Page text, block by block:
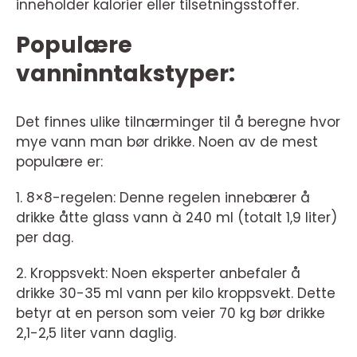
inneholder kalorier eller tilsetningsstoffer.
Populære
vanninntakstyper:
Det finnes ulike tilnærminger til å beregne hvor
mye vann man bør drikke. Noen av de mest
populære er:
1. 8×8-regelen: Denne regelen innebærer å
drikke åtte glass vann à 240 ml (totalt 1,9 liter)
per dag.
2. Kroppsvekt: Noen eksperter anbefaler å
drikke 30-35 ml vann per kilo kroppsvekt. Dette
betyr at en person som veier 70 kg bør drikke
2,1-2,5 liter vann daglig.